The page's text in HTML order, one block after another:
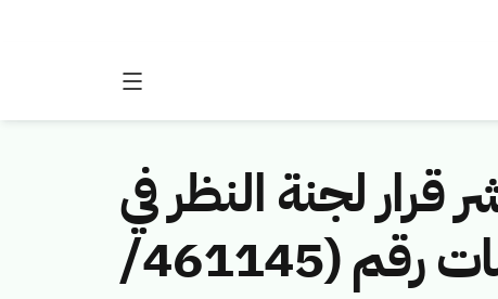
قرار لجنة النظر في
مخالفات نظام الاتصالات وتقنية المعلومات رقم (461145/